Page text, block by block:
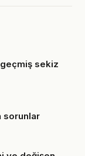
sekiz
sorunlar